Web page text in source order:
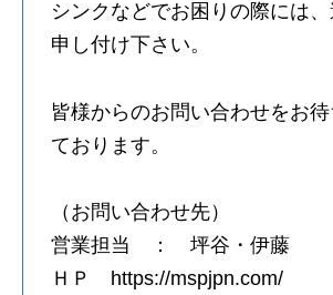
シンクなどでお困りの際には
申し付け下さい。
皆様からのお問い合わせをお
ております。
（お問い合わせ先）
営業担当 ： 坪谷・伊藤
ＨＰ https://mspjpn.com/